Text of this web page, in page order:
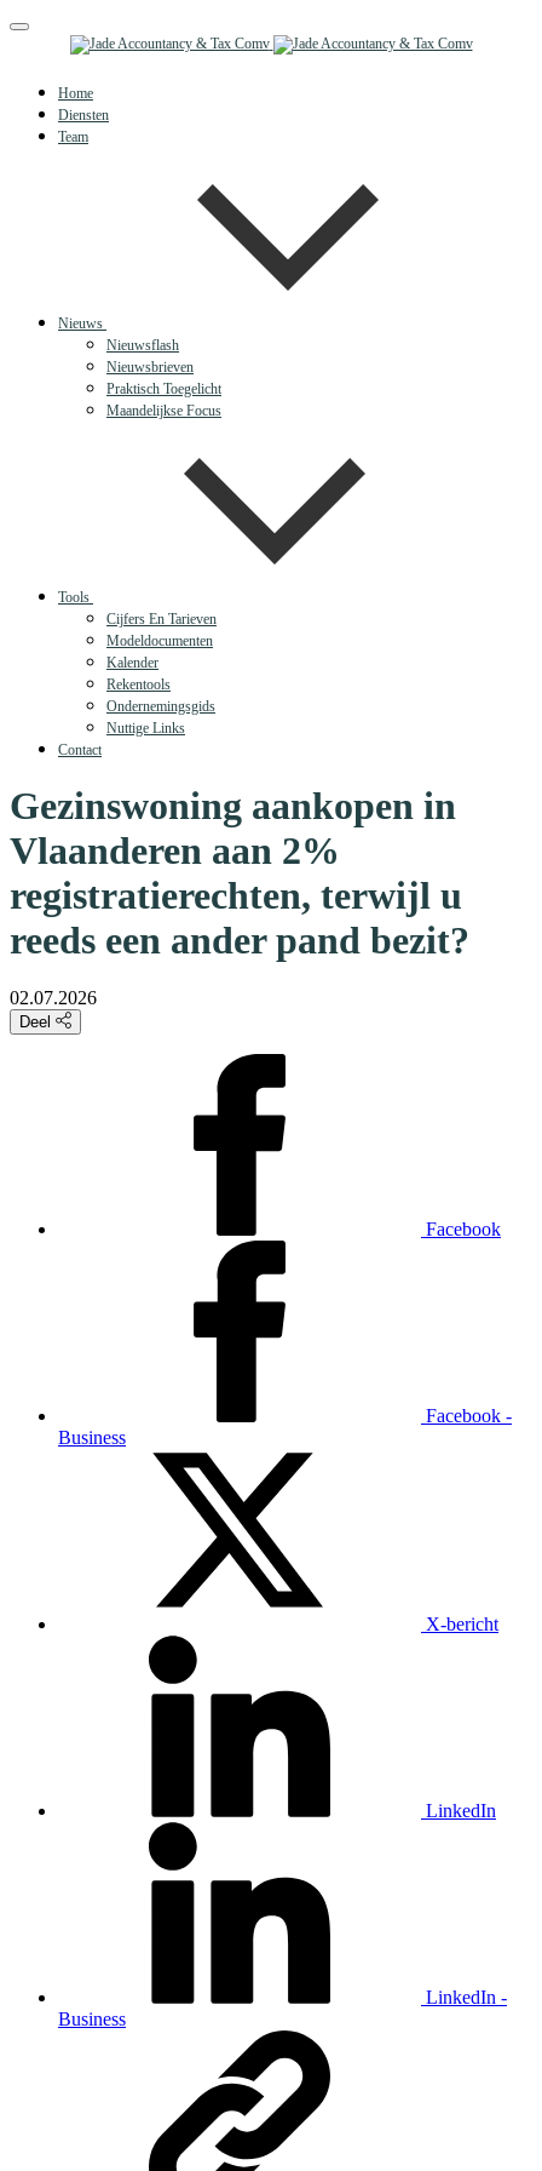
Toggle
navigation
Home
Diensten
Team
Nieuws
Nieuwsflash
Nieuwsbrieven
Praktisch Toegelicht
Maandelijkse Focus
Tools
Cijfers En Tarieven
Modeldocumenten
Kalender
Rekentools
Ondernemingsgids
Nuttige Links
Contact
Gezinswoning aankopen in
Vlaanderen aan 2%
registratierechten, terwijl u
reeds een ander pand bezit?
02.07.2026
Deel
Facebook
Facebook -
Business
X-bericht
LinkedIn
LinkedIn -
Business